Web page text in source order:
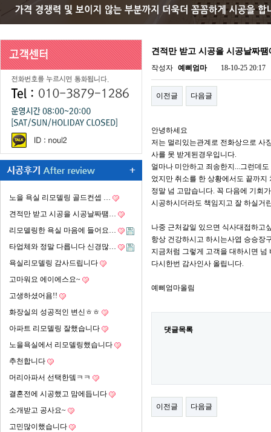
노을 욕실 리모델링 골드컨셉 …
견적만 받고 시공을 시공날짜땜…
리모델링한 욕실 마음에 들어요…
타업체와 정말 다릅니다 신경많…
욕실리모델링 감사드립니다
고마워요 에이에스요~
고생하셨어욤!!
화장실의 성공적인 변신ㅎㅎ
아파트 리모델링 잘했습니다
노을욕실에서 리모델링했습니다
추천합니다
머리아파서 선택한뎈ㅋㅋ
결혼전에 시공했고 맘에듭니다
소개받고 공사요~
고민많이했습니다
견적만 받고 시공을 시공날짜
작성자 예삐엄마 18-10-25 20:17
이전글 다음글
안녕하세요
저는 멀리있는관계로 전화상으로 사
사를 못 받게된경우입니다.
얼마나 미안하고 죄송한지...그런데
었지만 취소를 한 상황에서도 끝까지
정말 넘 고맙습니다. 꼭 다음에 기회
시공하시더라도 책임지고 잘 하실거
나중 근처갈일 있으면 식사대접하고
항상 건강하시고 하시는사엽 승승장
지금처럼 그렇게 고객을 대하시면
다시한번 감사인사 올립니다.
예삐엄마올림
댓글목록
이전글 다음글